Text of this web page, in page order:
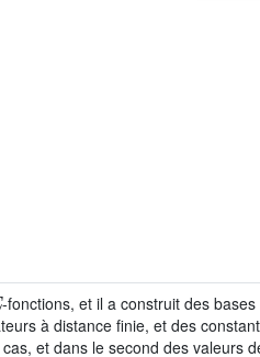
-fonctions, et il a construit des
à distance finie, et des
et dans le second des valeurs